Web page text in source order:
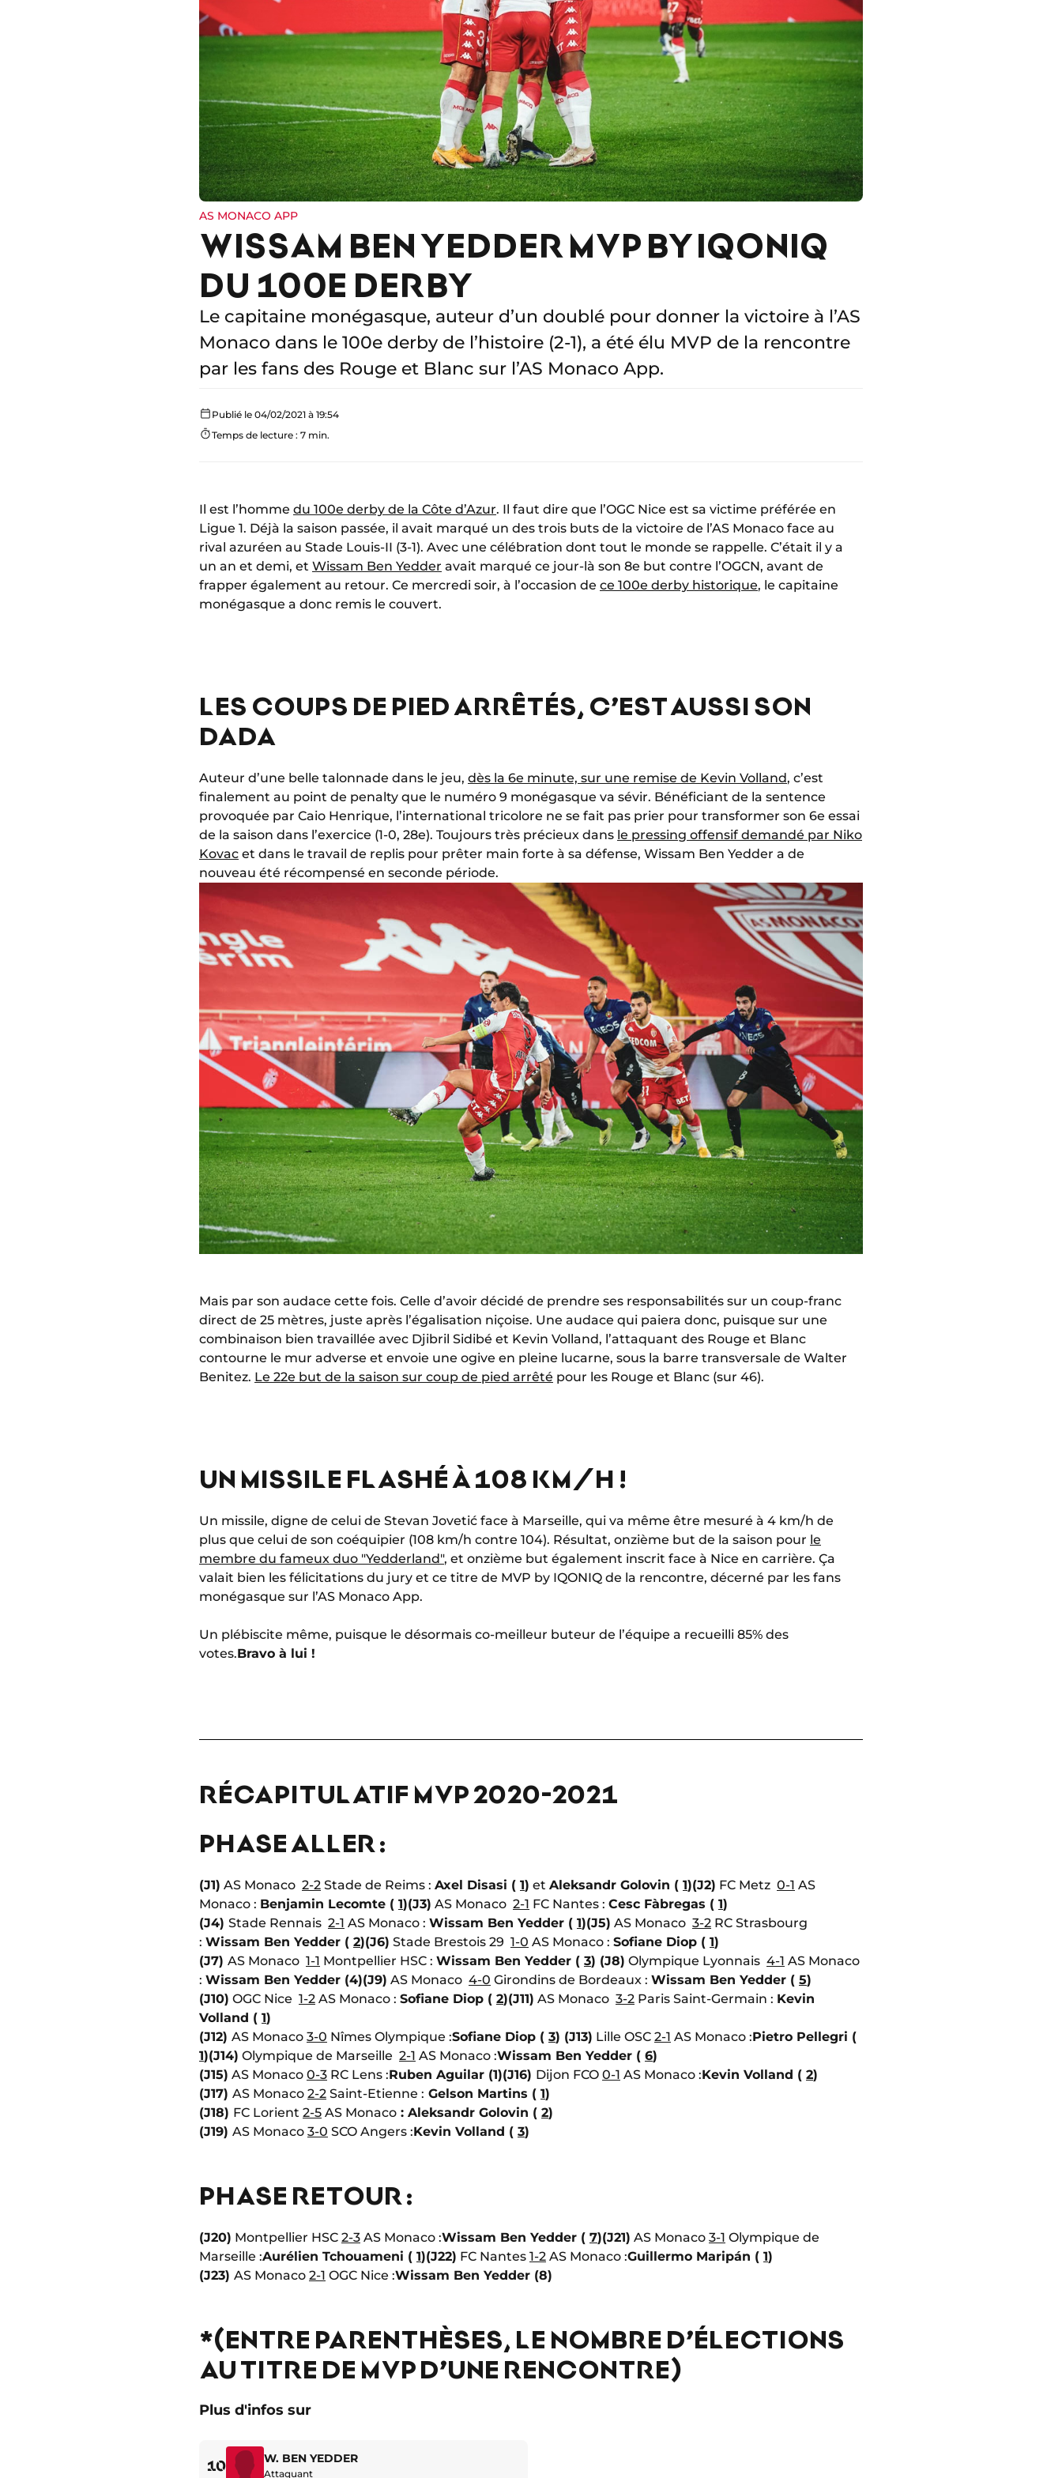
AS MONACO APP
WISSAM BEN YEDDER MVP BY IQONIQ
DU 100E DERBY
Le capitaine monégasque, auteur d’un doublé pour donner la victoire à l’AS
Monaco dans le 100e derby de l’histoire (2-1), a été élu MVP de la rencontre
par les fans des Rouge et Blanc sur l’AS Monaco App.
Publié le 04/02/2021 à 19:54
Temps de lecture : 7 min.
Il est l’homme du 100e derby de la Côte d’Azur. Il faut dire que l’OGC Nice est sa victime préférée en
Ligue 1. Déjà la saison passée, il avait marqué un des trois buts de la victoire de l’AS Monaco face au
rival azuréen au Stade Louis-II (3-1). Avec une célébration dont tout le monde se rappelle. C’était il y a
un an et demi, et Wissam Ben Yedder avait marqué ce jour-là son 8e but contre l’OGCN, avant de
frapper également au retour. Ce mercredi soir, à l’occasion de ce 100e derby historique, le capitaine
monégasque a donc remis le couvert.
LES COUPS DE PIED ARRÊTÉS, C’EST AUSSI SON
DADA
Auteur d’une belle talonnade dans le jeu, dès la 6e minute, sur une remise de Kevin Volland, c’est
finalement au point de penalty que le numéro 9 monégasque va sévir. Bénéficiant de la sentence
provoquée par Caio Henrique, l’international tricolore ne se fait pas prier pour transformer son 6e essai
de la saison dans l’exercice (1-0, 28e). Toujours très précieux dans le pressing offensif demandé par Niko
Kovac et dans le travail de replis pour prêter main forte à sa défense, Wissam Ben Yedder a de
nouveau été récompensé en seconde période.
Mais par son audace cette fois. Celle d’avoir décidé de prendre ses responsabilités sur un coup-franc
direct de 25 mètres, juste après l’égalisation niçoise. Une audace qui paiera donc, puisque sur une
combinaison bien travaillée avec Djibril Sidibé et Kevin Volland, l’attaquant des Rouge et Blanc
contourne le mur adverse et envoie une ogive en pleine lucarne, sous la barre transversale de Walter
Benitez. Le 22e but de la saison sur coup de pied arrêté pour les Rouge et Blanc (sur 46).
UN MISSILE FLASHÉ À 108 KM/H !
Un missile, digne de celui de Stevan Jovetić face à Marseille, qui va même être mesuré à 4 km/h de
plus que celui de son coéquipier (108 km/h contre 104). Résultat, onzième but de la saison pour le
membre du fameux duo "Yedderland", et onzième but également inscrit face à Nice en carrière. Ça
valait bien les félicitations du jury et ce titre de MVP by IQONIQ de la rencontre, décerné par les fans
monégasque sur l’AS Monaco App.
Un plébiscite même, puisque le désormais co-meilleur buteur de l’équipe a recueilli 85% des
votes.Bravo à lui !
RÉCAPITULATIF MVP 2020-2021
PHASE ALLER :
(J1) AS Monaco 2-2 Stade de Reims : Axel Disasi ( 1) et Aleksandr Golovin ( 1)(J2) FC Metz 0-1 AS
Monaco : Benjamin Lecomte ( 1)(J3) AS Monaco 2-1 FC Nantes : Cesc Fàbregas ( 1)
(J4) Stade Rennais 2-1 AS Monaco : Wissam Ben Yedder ( 1)(J5) AS Monaco 3-2 RC Strasbourg
: Wissam Ben Yedder ( 2)(J6) Stade Brestois 29 1-0 AS Monaco : Sofiane Diop ( 1)
(J7) AS Monaco 1-1 Montpellier HSC : Wissam Ben Yedder ( 3) (J8) Olympique Lyonnais 4-1 AS Monaco
: Wissam Ben Yedder (4)(J9) AS Monaco 4-0 Girondins de Bordeaux : Wissam Ben Yedder ( 5)
(J10) OGC Nice 1-2 AS Monaco : Sofiane Diop ( 2)(J11) AS Monaco 3-2 Paris Saint-Germain : Kevin
Volland ( 1)
(J12) AS Monaco 3-0 Nîmes Olympique :Sofiane Diop ( 3) (J13) Lille OSC 2-1 AS Monaco :Pietro Pellegri (
1)(J14) Olympique de Marseille 2-1 AS Monaco :Wissam Ben Yedder ( 6)
(J15) AS Monaco 0-3 RC Lens :Ruben Aguilar (1)(J16) Dijon FCO 0-1 AS Monaco :Kevin Volland ( 2)
(J17) AS Monaco 2-2 Saint-Etienne : Gelson Martins ( 1)
(J18) FC Lorient 2-5 AS Monaco : Aleksandr Golovin ( 2)
(J19) AS Monaco 3-0 SCO Angers :Kevin Volland ( 3)
PHASE RETOUR :
(J20) Montpellier HSC 2-3 AS Monaco :Wissam Ben Yedder ( 7)(J21) AS Monaco 3-1 Olympique de
Marseille :Aurélien Tchouameni ( 1)(J22) FC Nantes 1-2 AS Monaco :Guillermo Maripán ( 1)
(J23) AS Monaco 2-1 OGC Nice :Wissam Ben Yedder (8)
*(ENTRE PARENTHÈSES, LE NOMBRE D’ÉLECTIONS
AU TITRE DE MVP D’UNE RENCONTRE)
Plus d'infos sur
10 W. BEN YEDDER
Attaquant